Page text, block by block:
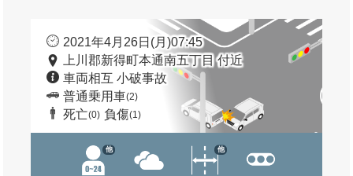
2021年4月26日(月)07:45
上川郡新得町本通南五丁目 付近
車両相互 小破事故
普通乗用車(2)
死亡(0) 負傷(1)
他 他